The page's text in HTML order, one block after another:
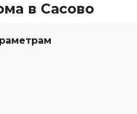
в Сасово